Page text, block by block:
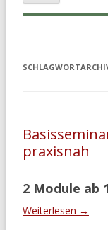
praxisnah
2 Module ab
Weiterlesen →